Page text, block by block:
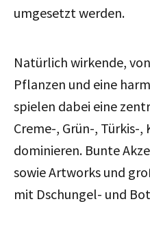
umgesetzt werden.
Natürlich wirkende,
Pflanzen und eine
spielen dabei eine
Creme-, Grün-, Türkis-
dominieren. Bunte
sowie Artworks und
mit Dschungel- und